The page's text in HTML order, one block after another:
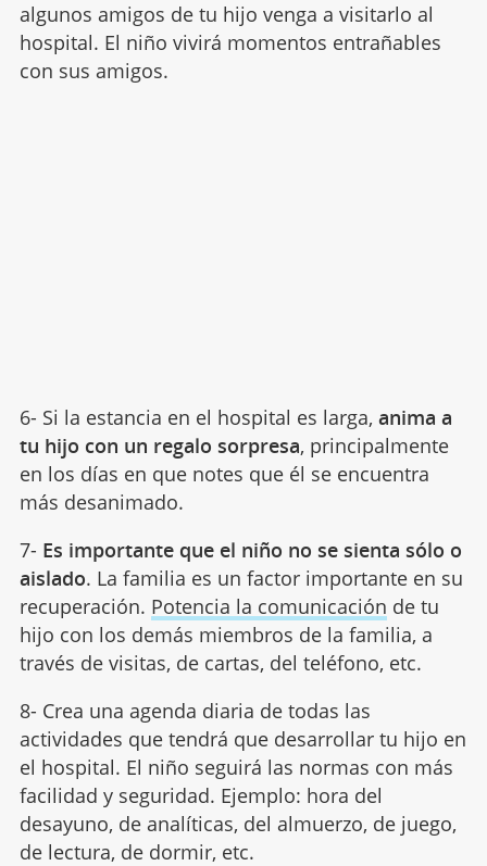
algunos amigos de tu hijo venga a visitarlo al
hospital. El niño vivirá momentos entrañables
con sus amigos.
6- Si la estancia en el hospital es larga, anima a
tu hijo con un regalo sorpresa, principalmente
en los días en que notes que él se encuentra
más desanimado.
7- Es importante que el niño no se sienta sólo o
aislado. La familia es un factor importante en su
recuperación. Potencia la comunicación de tu
hijo con los demás miembros de la familia, a
través de visitas, de cartas, del teléfono, etc.
8- Crea una agenda diaria de todas las
actividades que tendrá que desarrollar tu hijo en
el hospital. El niño seguirá las normas con más
facilidad y seguridad. Ejemplo: hora del
desayuno, de analíticas, del almuerzo, de juego,
de lectura, de dormir, etc.